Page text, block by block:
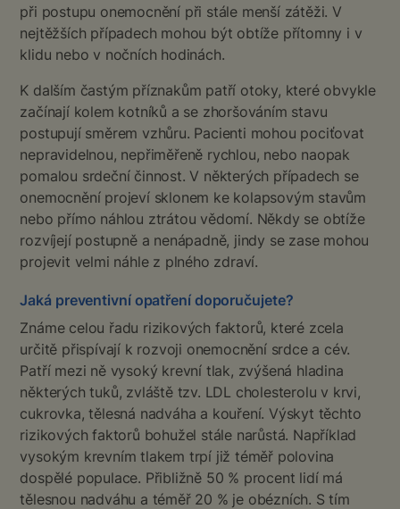
při postupu onemocnění při stále menší zátěži. V
nejtěžších případech mohou být obtíže přítomny i v
klidu nebo v nočních hodinách.
K dalším častým příznakům patří otoky, které obvykle
začínají kolem kotníků a se zhoršováním stavu
postupují směrem vzhůru. Pacienti mohou pociťovat
nepravidelnou, nepřiměřeně rychlou, nebo naopak
pomalou srdeční činnost. V některých případech se
onemocnění projeví sklonem ke kolapsovým stavům
nebo přímo náhlou ztrátou vědomí. Někdy se obtíže
rozvíjejí postupně a nenápadně, jindy se zase mohou
projevit velmi náhle z plného zdraví.
Jaká preventivní opatření doporučujete?
Známe celou řadu rizikových faktorů, které zcela
určitě přispívají k rozvoji onemocnění srdce a cév.
Patří mezi ně vysoký krevní tlak, zvýšená hladina
některých tuků, zvláště tzv. LDL cholesterolu v krvi,
cukrovka, tělesná nadváha a kouření. Výskyt těchto
rizikových faktorů bohužel stále narůstá. Například
vysokým krevním tlakem trpí již téměř polovina
dospělé populace. Přibližně 50 % procent lidí má
tělesnou nadváhu a téměř 20 % je obézních. S tím